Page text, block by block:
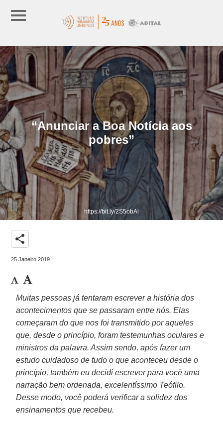
“Anunciar a Boa Notícia aos
pobres”
https://bit.ly/2S5obAi
share
25 Janeiro 2019
Muitas pessoas já tentaram escrever a história dos
acontecimentos que se passaram entre nós. Elas
começaram do que nos foi transmitido por aqueles
que, desde o princípio, foram testemunhas oculares e
ministros da palavra. Assim sendo, após fazer um
estudo cuidadoso de tudo o que aconteceu desde o
princípio, também eu decidi escrever para você uma
narração bem ordenada, excelentíssimo Teófilo.
Desse modo, você poderá verificar a solidez dos
ensinamentos que recebeu.